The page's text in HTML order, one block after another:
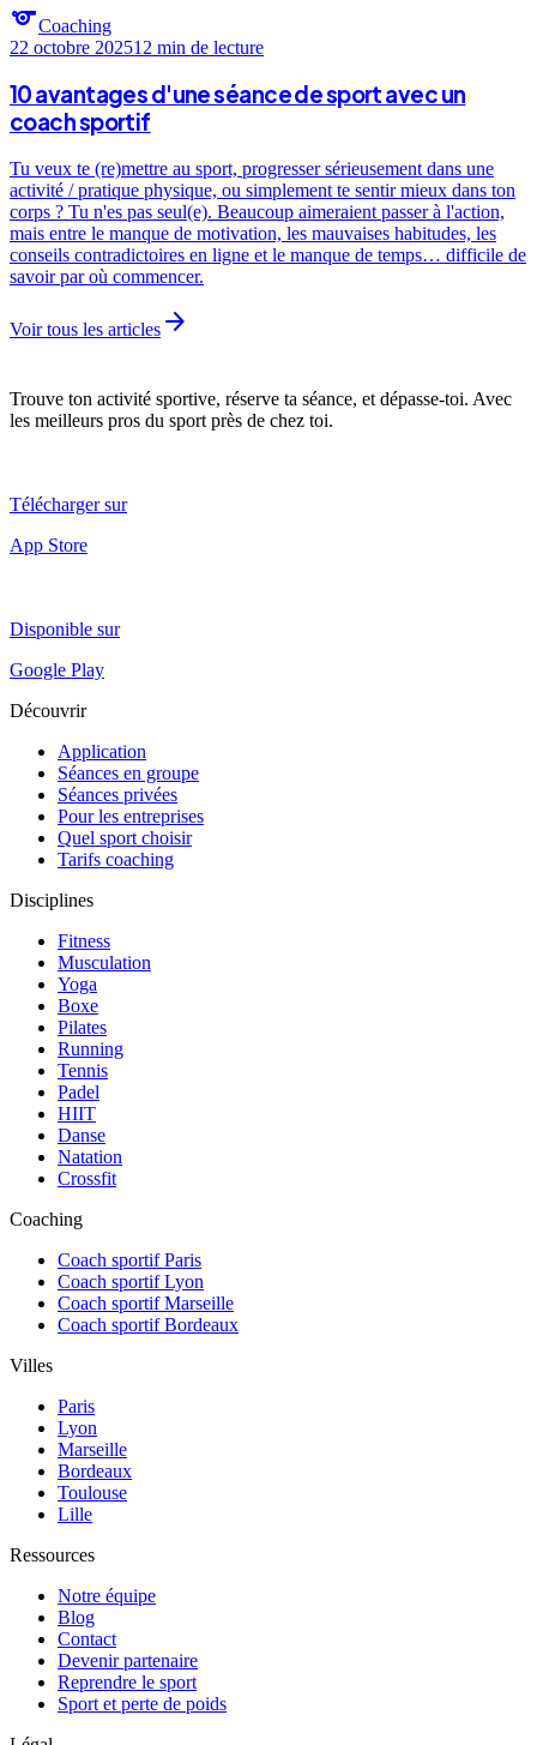
sportsCoaching
22 octobre 202512 min de lecture
10 avantages d'une séance de sport avec un
coach sportif
Tu veux te (re)mettre au sport, progresser sérieusement dans une
activité / pratique physique, ou simplement te sentir mieux dans ton
corps ? Tu n'es pas seul(e). Beaucoup aimeraient passer à l'action,
mais entre le manque de motivation, les mauvaises habitudes, les
conseils contradictoires en ligne et le manque de temps… difficile de
savoir par où commencer.
Voir tous les articles arrow_forward
Trouve ton activité sportive, réserve ta séance, et dépasse-toi. Avec
les meilleurs pros du sport près de chez toi.
Télécharger sur
App Store
Disponible sur
Google Play
Découvrir
Application
Séances en groupe
Séances privées
Pour les entreprises
Quel sport choisir
Tarifs coaching
Disciplines
Fitness
Musculation
Yoga
Boxe
Pilates
Running
Tennis
Padel
HIIT
Danse
Natation
Crossfit
Coaching
Coach sportif Paris
Coach sportif Lyon
Coach sportif Marseille
Coach sportif Bordeaux
Villes
Paris
Lyon
Marseille
Bordeaux
Toulouse
Lille
Ressources
Notre équipe
Blog
Contact
Devenir partenaire
Reprendre le sport
Sport et perte de poids